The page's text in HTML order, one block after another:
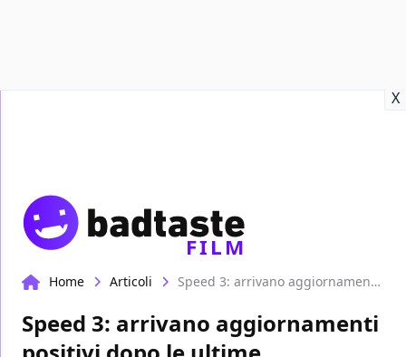
X
FILM
Home Articoli Speed 3: arrivano aggiornamenti positivi dopo le ultime dichiarazioni di Sandra Bullock
Speed 3: arrivano aggiornamenti